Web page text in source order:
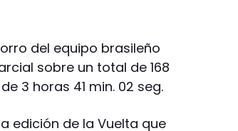
del equipo brasileño
sobre un total de 168
3 horas 41 min. 02 seg.
edición de la Vuelta que